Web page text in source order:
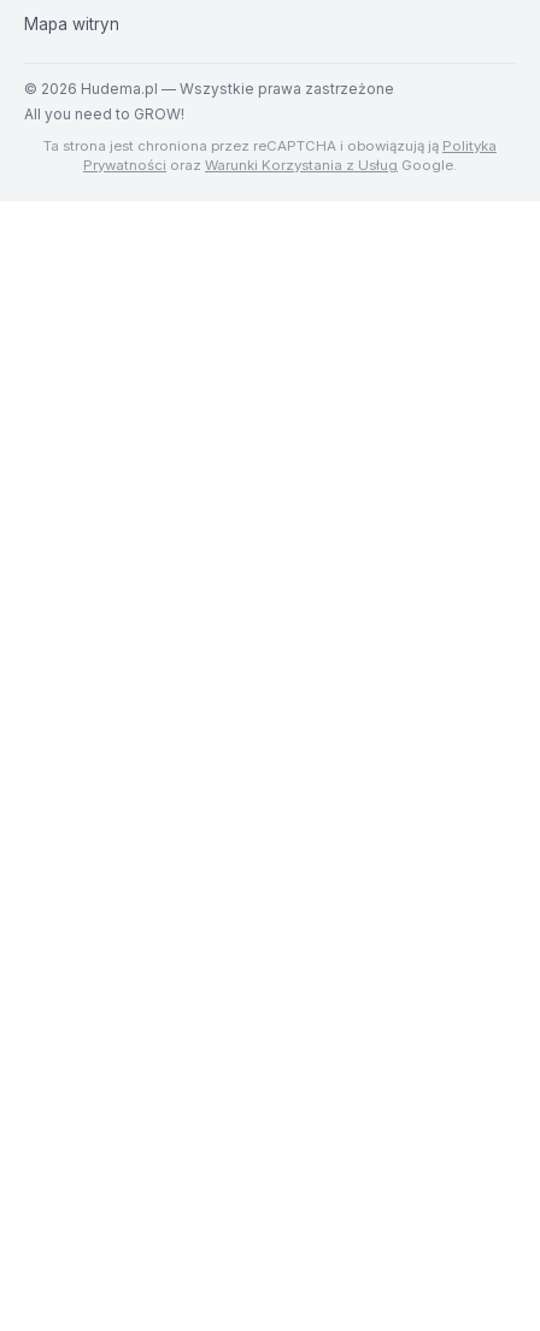
Mapa witryn
© 2026 Hudema.pl — Wszystkie prawa zastrzeżone
All you need to GROW!
Ta strona jest chroniona przez reCAPTCHA i obowiązują ją Polityka
Prywatności oraz Warunki Korzystania z Usług Google.